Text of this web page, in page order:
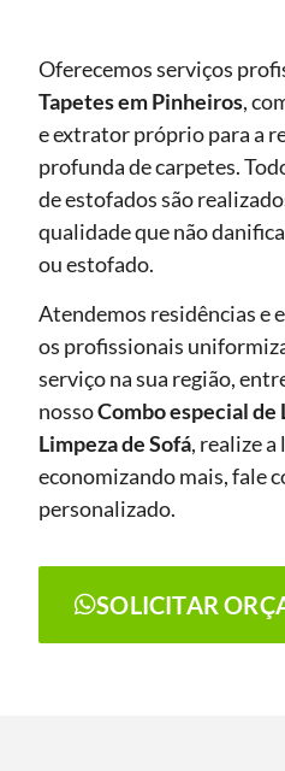
Oferecemos serviços
Tapetesem Pinheiros,
e extrator próprio para a
profunda de carpetes.
de estofados são
qualidade que não
ou estofado.
Atendemos residências e
os profissionais
serviço na sua região,
nossoCombo especial de
Limpeza de Sofá, realize
economizando mais, fale
personalizado.
SOLICITAR